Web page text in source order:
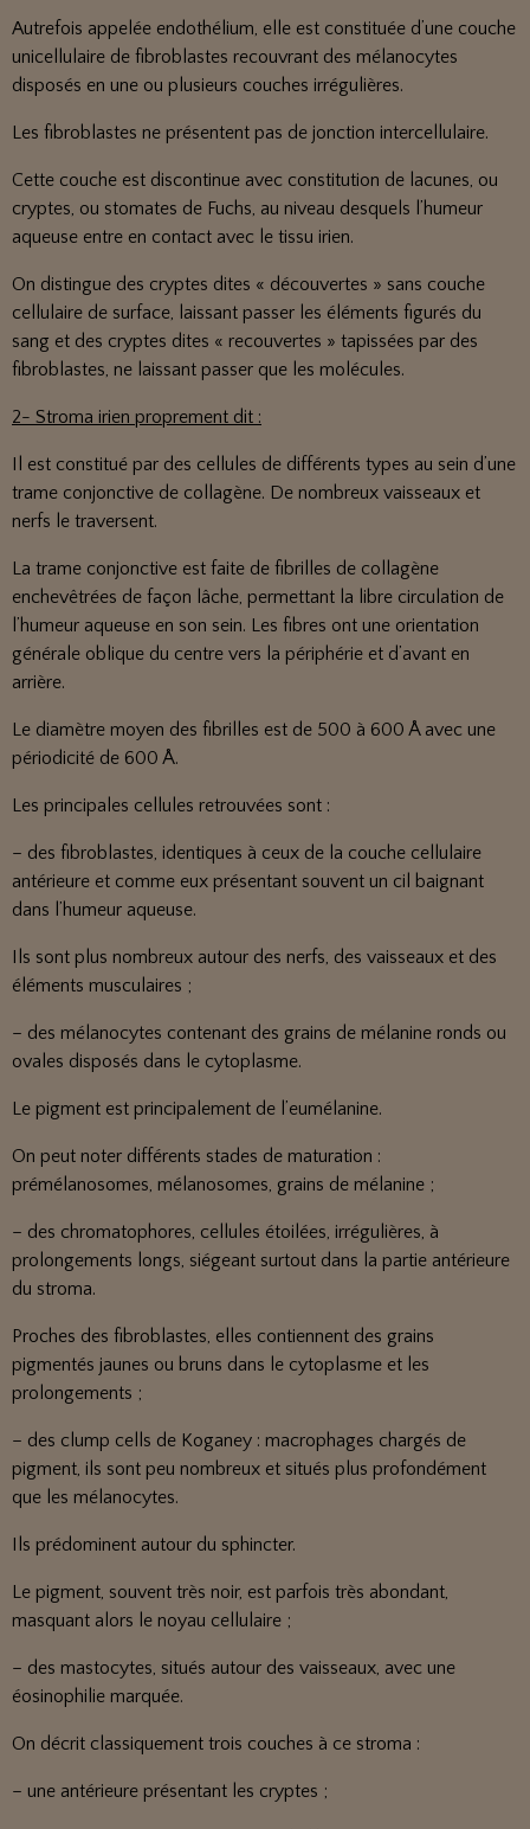
Autrefois appelée endothélium, elle est constituée d’une couche
unicellulaire de fibroblastes recouvrant des mélanocytes
disposés en une ou plusieurs couches irrégulières.
Les fibroblastes ne présentent pas de jonction intercellulaire.
Cette couche est discontinue avec constitution de lacunes, ou
cryptes, ou stomates de Fuchs, au niveau desquels l’humeur
aqueuse entre en contact avec le tissu irien.
On distingue des cryptes dites « découvertes » sans couche
cellulaire de surface, laissant passer les éléments figurés du
sang et des cryptes dites « recouvertes » tapissées par des
fibroblastes, ne laissant passer que les molécules.
2- Stroma irien proprement dit :
Il est constitué par des cellules de différents types au sein d’une
trame conjonctive de collagène. De nombreux vaisseaux et
nerfs le traversent.
La trame conjonctive est faite de fibrilles de collagène
enchevêtrées de façon lâche, permettant la libre circulation de
l’humeur aqueuse en son sein. Les fibres ont une orientation
générale oblique du centre vers la périphérie et d’avant en
arrière.
Le diamètre moyen des fibrilles est de 500 à 600 Å avec une
périodicité de 600 Å.
Les principales cellules retrouvées sont :
– des fibroblastes, identiques à ceux de la couche cellulaire
antérieure et comme eux présentant souvent un cil baignant
dans l’humeur aqueuse.
Ils sont plus nombreux autour des nerfs, des vaisseaux et des
éléments musculaires ;
– des mélanocytes contenant des grains de mélanine ronds ou
ovales disposés dans le cytoplasme.
Le pigment est principalement de l’eumélanine.
On peut noter différents stades de maturation :
prémélanosomes, mélanosomes, grains de mélanine ;
– des chromatophores, cellules étoilées, irrégulières, à
prolongements longs, siégeant surtout dans la partie antérieure
du stroma.
Proches des fibroblastes, elles contiennent des grains
pigmentés jaunes ou bruns dans le cytoplasme et les
prolongements ;
– des clump cells de Koganey : macrophages chargés de
pigment, ils sont peu nombreux et situés plus profondément
que les mélanocytes.
Ils prédominent autour du sphincter.
Le pigment, souvent très noir, est parfois très abondant,
masquant alors le noyau cellulaire ;
– des mastocytes, situés autour des vaisseaux, avec une
éosinophilie marquée.
On décrit classiquement trois couches à ce stroma :
– une antérieure présentant les cryptes ;